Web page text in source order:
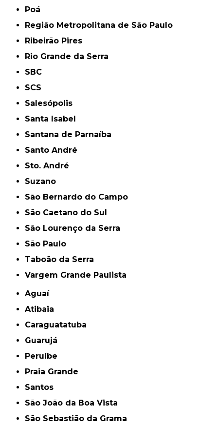
Poá
Região Metropolitana de São Paulo
Ribeirão Pires
Rio Grande da Serra
SBC
SCS
Salesópolis
Santa Isabel
Santana de Parnaíba
Santo André
Sto. André
Suzano
São Bernardo do Campo
São Caetano do Sul
São Lourenço da Serra
São Paulo
Taboão da Serra
Vargem Grande Paulista
Aguaí
Atibaia
Caraguatatuba
Guarujá
Peruíbe
Praia Grande
Santos
São João da Boa Vista
São Sebastião da Grama